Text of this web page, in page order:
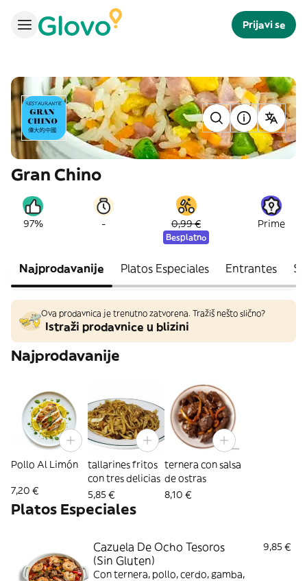
Prijavi se
Gran Chino
97% - 0,99 €
Besplatno
Prime
Najprodavanije Platos Especiales Entrantes
Ova prodavnica je trenutno zatvorena. Tražiš nešto slično?
Istraži prodavnice u blizini
Najprodavanije
Pollo Al Limón
7,20 €
tallarines fritos
con tres delicias
5,85 €
ternera con salsa
de ostras
8,10 €
Platos Especiales
Cazuela De Ocho Tesoros
(Sin Gluten)
9,85 €
Con ternera, pollo, cerdo, gamba,